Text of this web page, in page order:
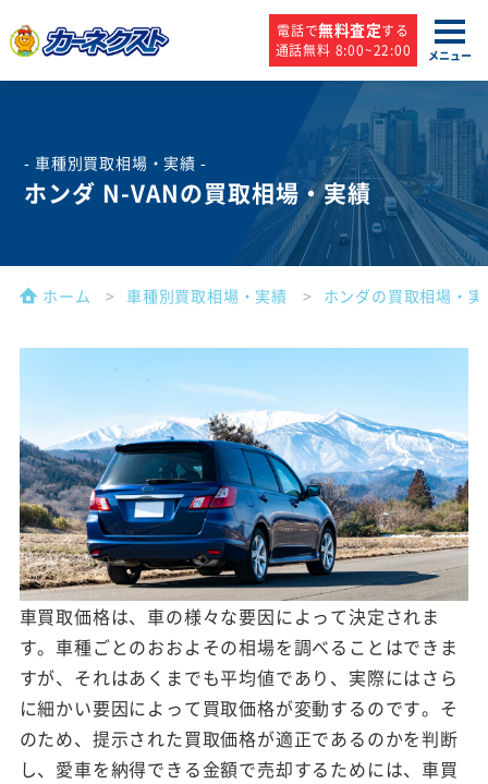
電話で無料査定する
通話無料 8:00~22:00
メニュー
- 車種別買取相場・実績 -
ホンダ N-VANの買取相場・実績
ホーム 車種別買取相場・実績 ホンダの買取相場・
車買取価格は、車の様々な要因によって決定されま
す。車種ごとのおおよその相場を調べることはできま
すが、それはあくまでも平均値であり、実際にはさら
に細かい要因によって買取価格が変動するのです。そ
のため、提示された買取価格が適正であるのかを判断
し、愛車を納得できる金額で売却するためには、車買